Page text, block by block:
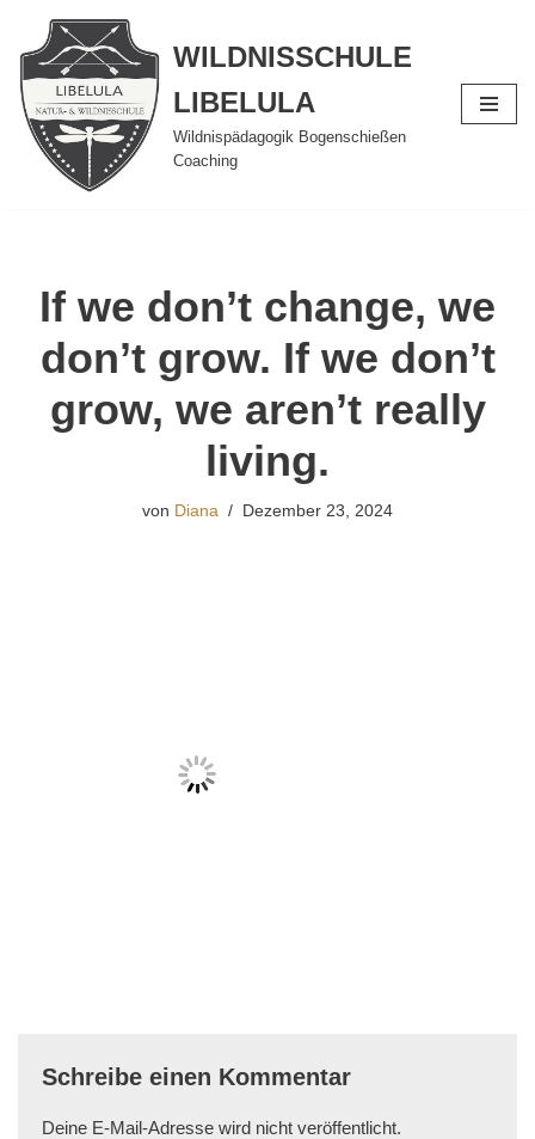
Zum
Inhalt
springen
WILDNISSCHULE
LIBELULA
Wildnispädagogik Bogenschießen
Coaching
If we don’t change, we
don’t grow. If we don’t
grow, we aren’t really
living.
von Diana Dezember 23, 2024
Schreibe einen Kommentar
Deine E-Mail-Adresse wird nicht veröffentlicht.